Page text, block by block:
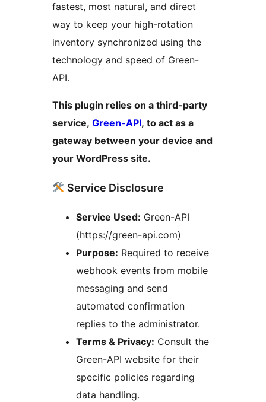
fastest, most natural, and direct
way to keep your high-rotation
inventory synchronized using the
technology and speed of Green-
API.
This plugin relies on a third-party
service, Green-API, to act as a
gateway between your device and
your WordPress site.
Service Disclosure
Service Used: Green-API
(https://green-api.com)
Purpose: Required to receive
webhook events from mobile
messaging and send
automated confirmation
replies to the administrator.
Terms & Privacy: Consult the
Green-API website for their
specific policies regarding
data handling.